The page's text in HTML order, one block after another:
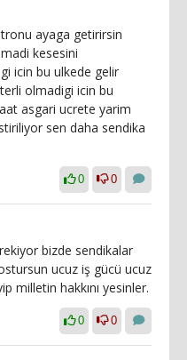
ayaga getirirsin
kesesini
icin bu ulkede gelir
olmadigi icin bu
asgari ucrete yarim
sen daha sendika
0 0
bizde sendikalar
ucuz iş gücü ucuz
milletin hakkını yesinler.
0 0